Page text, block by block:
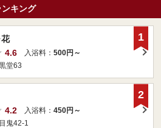
キング
4.6
入浴料： 500円～
堂63
1
4.2
入浴料： 450円～
鬼42-1
2